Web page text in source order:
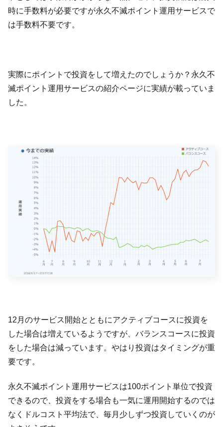
時に手数料が必要ですが永久不滅ポイント運用サービスで
は手数料不要です。
実際にポイントで投資をして増えたのでしょうか？永久不
滅ポイント運用サービスの紹介ページに実績が載っていま
した。
12月のサービス開始とともにアクティブコースに投資を
した場合は増えているようですが、バランスコースに投資
をした場合は減っています。やはり投資はタイミングが重
要です。
永久不滅ポイント運用サービスは100ポイント単位で投資
できるので、投資をする場合も一気に運用開始するのでは
なくドルコスト平均法で、毎月少しずつ投資していくのが